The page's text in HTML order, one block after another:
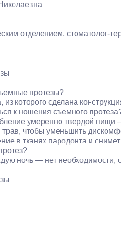
отделением, стоматолог-
протезы?
из которого сделана
к ношения съемного
умеренно твердой пищи
трав, чтобы уменьшить
в тканях пародонта и
ночь — нет необходимости,